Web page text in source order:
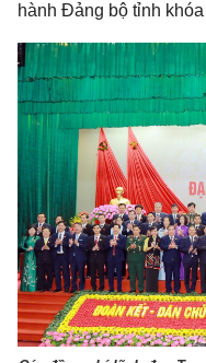
hành Đảng bộ tỉnh